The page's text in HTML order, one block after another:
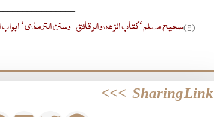
(۱۸) صحیح مسلم‘ کتاب الزھد والرقائق۔ وسنن الترمذی‘ ابواب
Sharing Link
>>>